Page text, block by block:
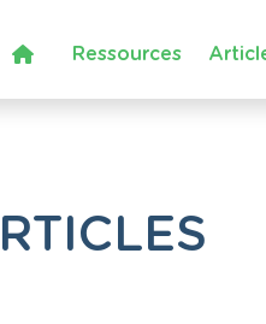
Ressources